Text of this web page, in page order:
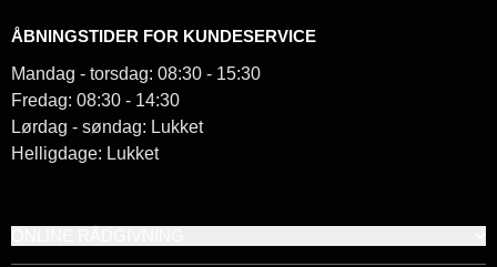
ÅBNINGSTIDER FOR KUNDESERVICE
Mandag - torsdag: 08:30 - 15:30
Fredag: 08:30 - 14:30
Lørdag - søndag: Lukket
Helligdage: Lukket